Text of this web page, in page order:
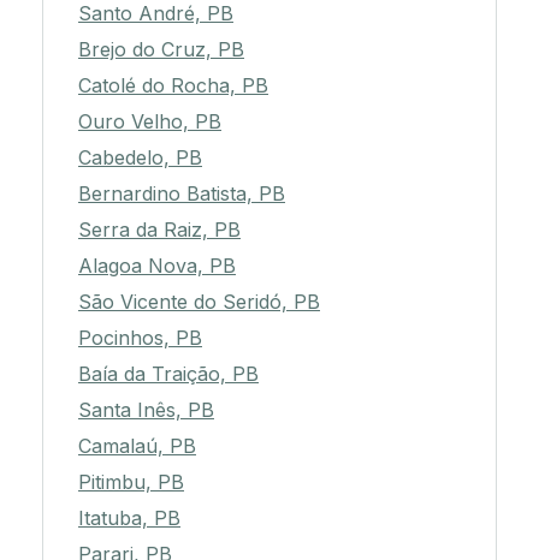
Santo André, PB
Brejo do Cruz, PB
Catolé do Rocha, PB
Ouro Velho, PB
Cabedelo, PB
Bernardino Batista, PB
Serra da Raiz, PB
Alagoa Nova, PB
São Vicente do Seridó, PB
Pocinhos, PB
Baía da Traição, PB
Santa Inês, PB
Camalaú, PB
Pitimbu, PB
Itatuba, PB
Parari, PB